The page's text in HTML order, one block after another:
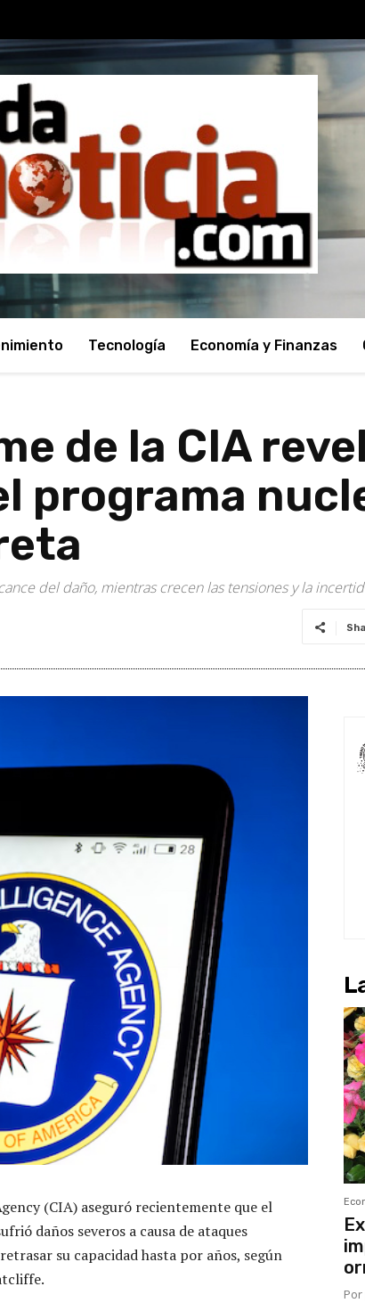
Tecnología Economía y Finanzas
de la CIA
programa
del daño, mientras crecen las tensiones y la
(CIA) aseguró recientemente que el
daños severos a causa de ataques
su capacidad hasta por años, según